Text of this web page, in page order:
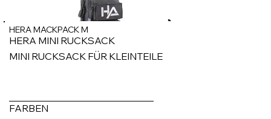
HERA MACKPACK M
HERA MINI RUCKSACK
MINI RUCKSACK FÜR KLEINTEILE
FARBEN